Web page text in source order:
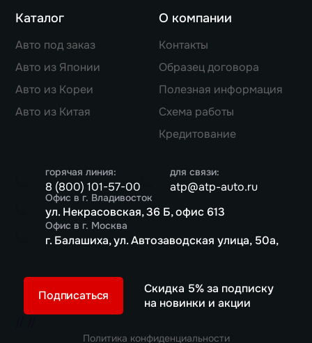
Каталог
Авто под заказ
Авто из Японии
Авто из Кореи
Авто из Китая
О компании
Контакты
Образец договора
Полезная информация
Схема работы
Кредитование
горячая линия:
8 (800) 101-57-00
для связи:
atp@atp-auto.ru
Офис в г. Владивосток
ул. Некрасовская, 36 Б, офис 613
Офис в г. Москва
г. Балашиха, ул. Автозаводская улица, 50а,
Скидка 5% за подписку
на новинки и акции
Подписаться
Политика конфиденциальности